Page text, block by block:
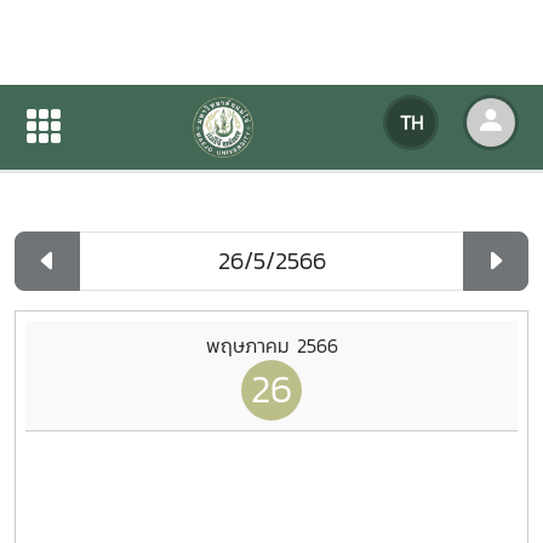
TH
ปฏิทินกิจกรรมของหน่วยงาน
ปฏิทินกิจกรรมของหน่วยงาน
พฤษภาคม 2566
26